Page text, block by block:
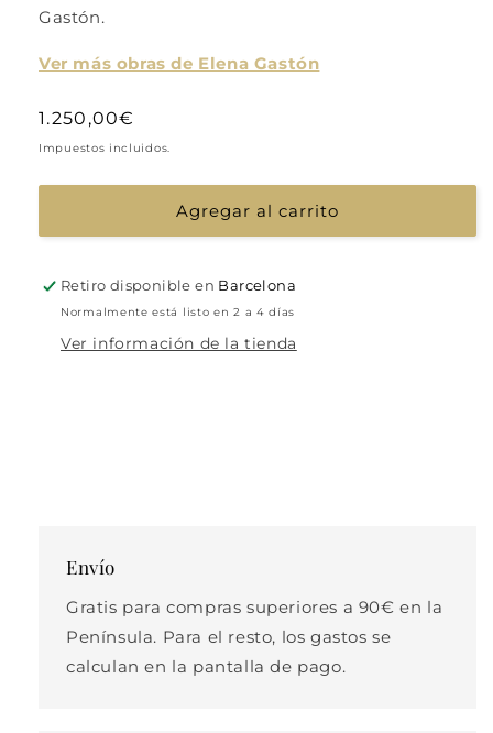
Gastón.
Ver más obras de Elena Gastón
Precio
habitual
1.250,00€
Impuestos incluidos.
Agregar al carrito
Retiro disponible en Barcelona
Normalmente está listo en 2 a 4 días
Ver información de la tienda
Envío
Gratis para compras superiores a 90€ en la
Península. Para el resto, los gastos se
calculan en la pantalla de pago.